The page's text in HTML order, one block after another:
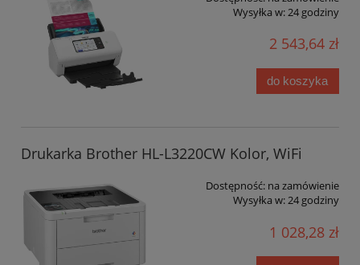
Wysyłka w:24 godziny
2 543,64 zł
do koszyka
Drukarka Brother HL-L3220CW Kolor, WiFi
Dostępność: na zamówienie
Wysyłka w:24 godziny
1 028,28 zł